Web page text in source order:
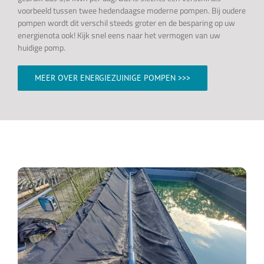
voorbeeld tussen twee hedendaagse moderne pompen. Bij oudere
pompen wordt dit verschil steeds groter en de besparing op uw
energienota ook! Kijk snel eens naar het vermogen van uw
huidige pomp.
MEER OVER ENERGIEZUINIGE POMPEN >>>